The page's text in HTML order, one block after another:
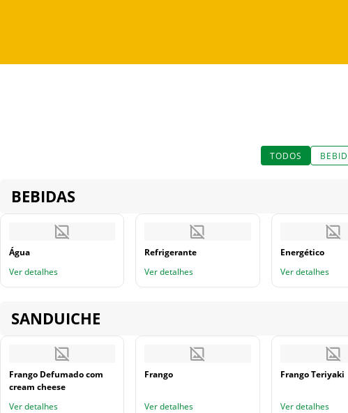
TODOS
BEBIDAS
Água
Ver detalhes
Refrigerante
Ver detalhes
Energético
Ver detalhes
SANDUICHE
Frango Defumado com
cream cheese
Ver detalhes
Frango
Ver detalhes
Frango Teriyaki
Ver detalhes